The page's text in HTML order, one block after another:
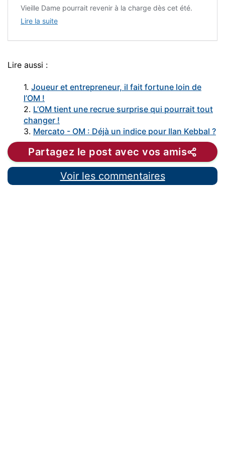
Vieille Dame pourrait revenir à la charge dès cet été.
Lire la suite
Lire aussi :
1. Joueur et entrepreneur, il fait fortune loin de
l’OM !
2. L’OM tient une recrue surprise qui pourrait tout
changer !
3. Mercato - OM : Déjà un indice pour Ilan Kebbal ?
Partagez le post avec vos amis
Voir les commentaires